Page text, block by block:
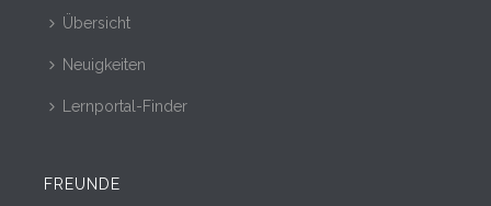
Übersicht
Neuigkeiten
Lernportal-Finder
FREUNDE